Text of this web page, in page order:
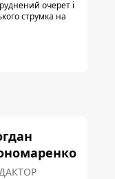
очерет і
струмка на